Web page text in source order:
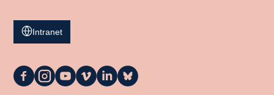
Intranet
La
La
La
La
La
La